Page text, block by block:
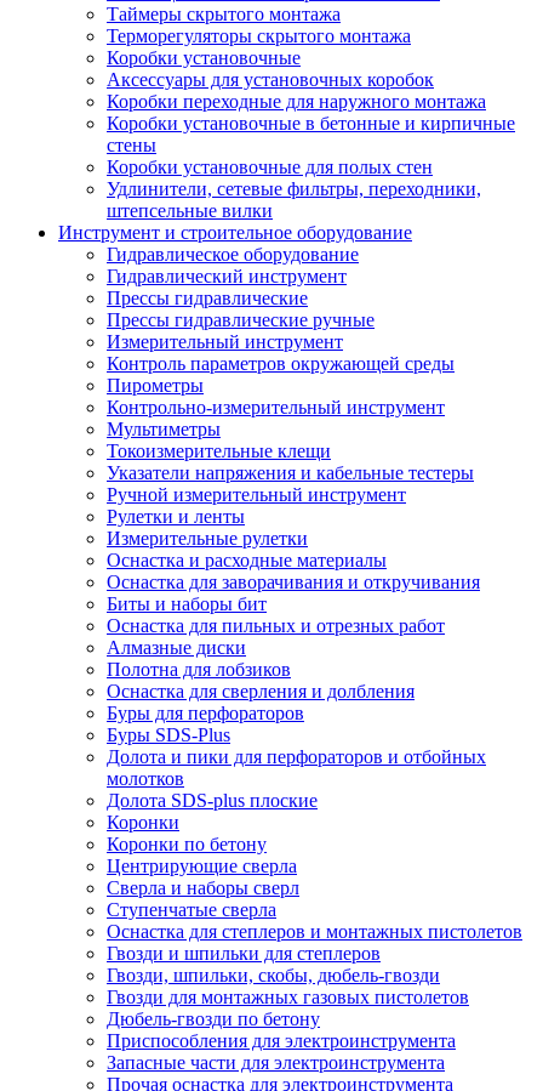
Таймеры скрытого монтажа
Терморегуляторы скрытого монтажа
Коробки установочные
Аксессуары для установочных коробок
Коробки переходные для наружного монтажа
Коробки установочные в бетонные и кирпичные
стены
Коробки установочные для полых стен
Удлинители, сетевые фильтры, переходники,
штепсельные вилки
Инструмент и строительное оборудование
Гидравлическое оборудование
Гидравлический инструмент
Прессы гидравлические
Прессы гидравлические ручные
Измерительный инструмент
Контроль параметров окружающей среды
Пирометры
Контрольно-измерительный инструмент
Мультиметры
Токоизмерительные клещи
Указатели напряжения и кабельные тестеры
Ручной измерительный инструмент
Рулетки и ленты
Измерительные рулетки
Оснастка и расходные материалы
Оснастка для заворачивания и откручивания
Биты и наборы бит
Оснастка для пильных и отрезных работ
Алмазные диски
Полотна для лобзиков
Оснастка для сверления и долбления
Буры для перфораторов
Буры SDS-Plus
Долота и пики для перфораторов и отбойных
молотков
Долота SDS-plus плоские
Коронки
Коронки по бетону
Центрирующие сверла
Сверла и наборы сверл
Ступенчатые сверла
Оснастка для степлеров и монтажных пистолетов
Гвозди и шпильки для степлеров
Гвозди, шпильки, скобы, дюбель-гвозди
Гвозди для монтажных газовых пистолетов
Дюбель-гвозди по бетону
Приспособления для электроинструмента
Запасные части для электроинструмента
Прочая оснастка для электроинструмента